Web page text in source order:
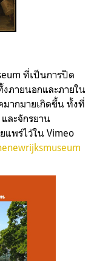
ที่เป็นการปิด
ภายนอกและภายใน
มากมายเกิดขึ้น ทั้งที่
ละจักรยาน
แพร่ไว้ใน Vimeo